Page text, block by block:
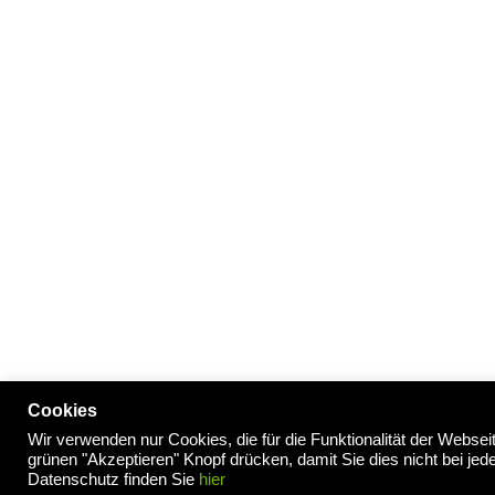
Impressum/Datenschutzerklärung
Cookies
Wir verwenden nur Cookies, die für die Funktionalität der
grünen "Akzeptieren" Knopf drücken, damit Sie dies nicht bei
Datenschutz finden Sie hier